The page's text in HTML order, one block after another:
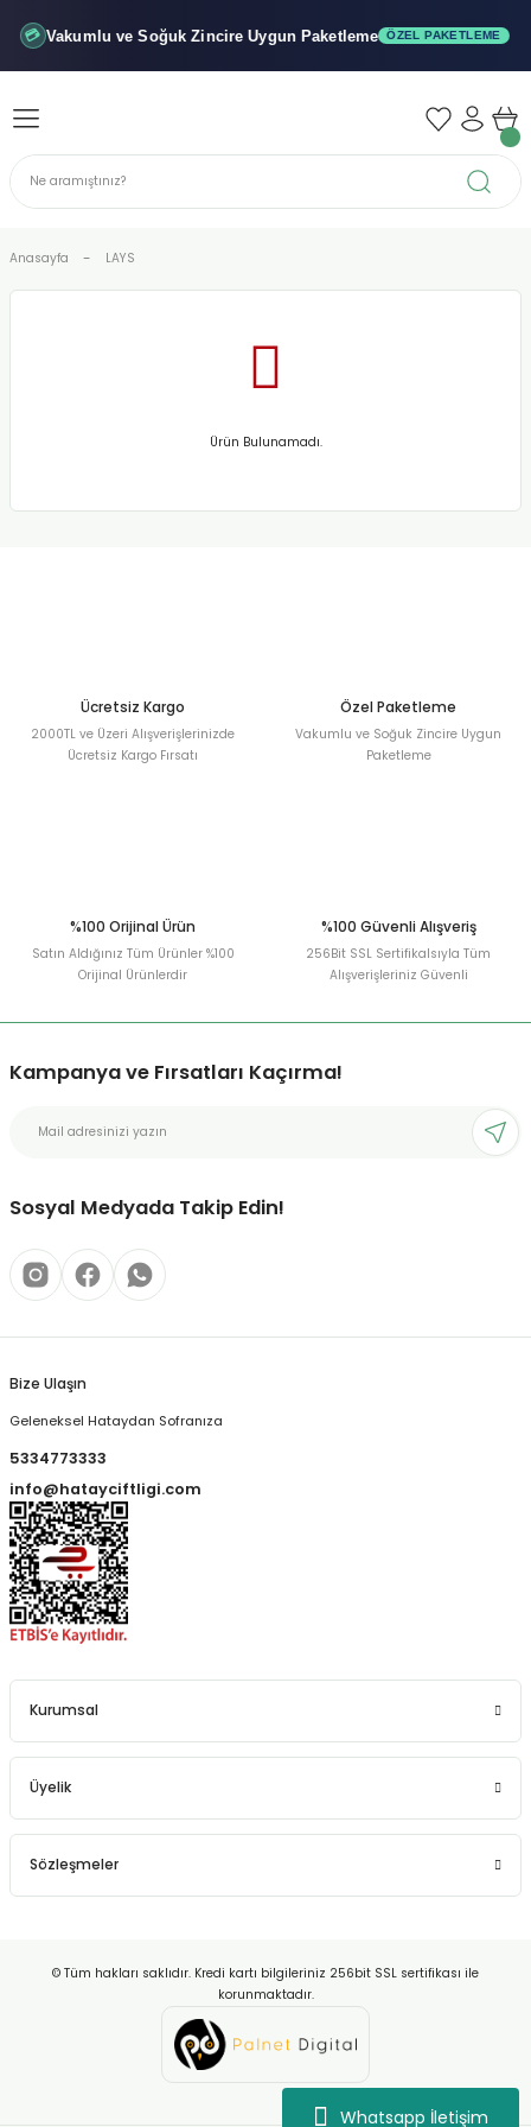
Whatsapp İletişim
💳 Vakumlu ve SoğukZincire Uygun Paketleme ÖZEL PAKETLEME
Geri Dön
Geri Dön
Geri Dön
Anasayfa LAYS
Ürün Bulunamadı.
Ücretsiz Kargo
2000TL ve Üzeri Alışverişlerinizde
Ücretsiz Kargo Fırsatı
Özel Paketleme
Vakumlu ve Soğuk Zincire Uygun
Paketleme
%100 Orijinal Ürün
Satın Aldığınız Tüm Ürünler %100
Orijinal Ürünlerdir
%100 Güvenli Alışveriş
256Bit SSL Sertifikalsıyla Tüm
Alışverişleriniz Güvenli
Kampanya ve Fırsatları Kaçırma!
Sosyal Medyada Takip Edin!
Bize Ulaşın
Geleneksel Hataydan Sofranıza
5334773333
info@hatayciftligi.com
Kurumsal
Üyelik
Sözleşmeler
© Tüm hakları saklıdır. Kredi kartı bilgileriniz 256bit SSL sertifikası ile
korunmaktadır.